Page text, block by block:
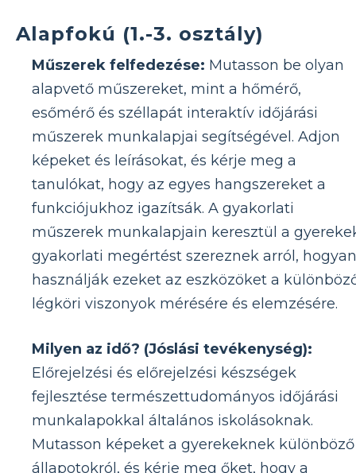
Alapfokú (1.-3. osztály)
Műszerek felfedezése: Mutasson be olyan
alapvető műszereket, mint a hőmérő,
esőmérő és széllapát interaktív időjárási
műszerek munkalapjai segítségével. Adjon
képeket és leírásokat, és kérje meg a
tanulókat, hogy az egyes hangszereket a
funkciójukhoz igazítsák. A gyakorlati
műszerek munkalapjain keresztül a
gyakorlati megértést szereznek arról, hogyan
használják ezeket az eszközöket a
légköri viszonyok mérésére és elemzésére.
Milyen az idő? (Jóslási tevékenység):
Előrejelzési és előrejelzési készségek
fejlesztése természettudományos időjárási
munkalapokkal általános iskolásoknak.
Mutasson képeket a gyerekeknek különböző
állapotokról, és kérje meg őket, hogy a